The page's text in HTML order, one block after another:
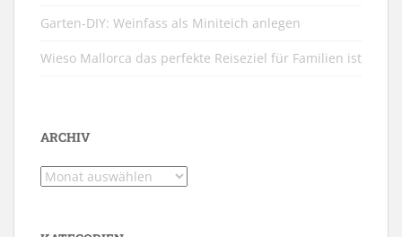
Garten-DIY: Weinfass als Miniteich anlegen
Wieso Mallorca das perfekte Reiseziel für Familien ist
ARCHIV
Archiv